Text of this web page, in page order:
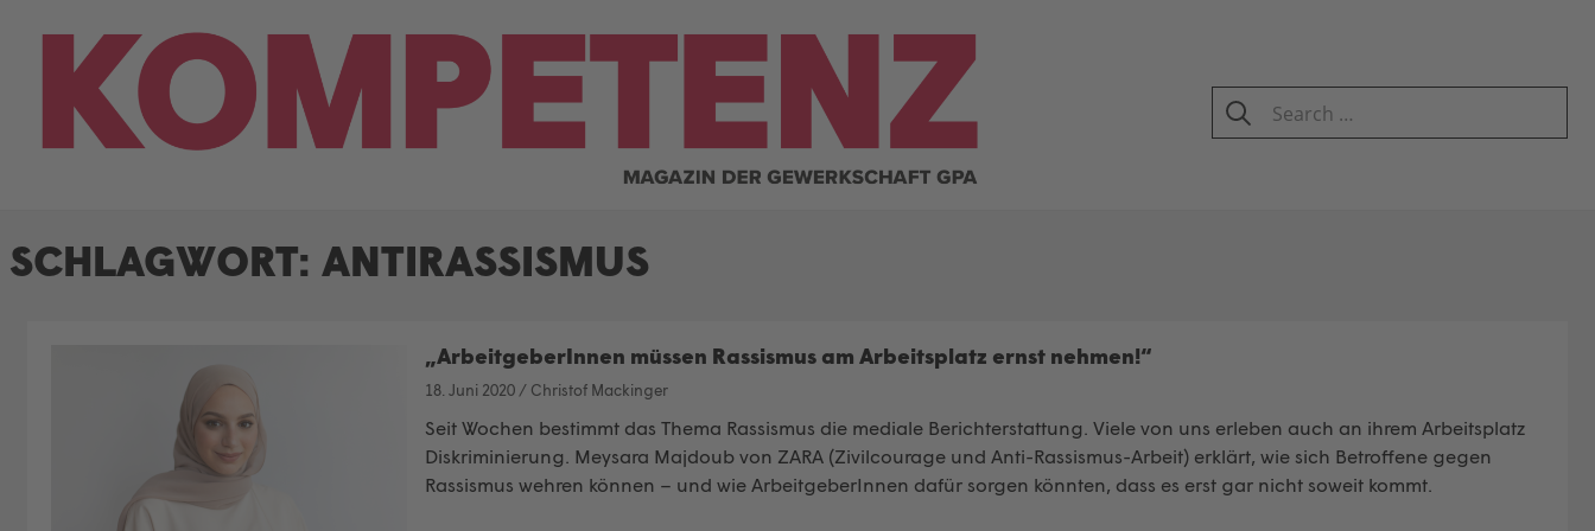
SEARCH
Search
for:
SCHLAGWORT: ANTIRASSISMUS
„ArbeitgeberInnen müssen Rassismus am Arbeitsplatz ernst nehmen!“
18. Juni 2020 / Christof Mackinger
Seit Wochen bestimmt das Thema Rassismus die mediale Berichterstattung. Viele von uns erleben auch an ihrem Arbeitsplatz
Diskriminierung. Meysara Majdoub von ZARA (Zivilcourage und Anti-Rassismus-Arbeit) erklärt, wie sich Betroffene gegen
Rassismus wehren können – und wie ArbeitgeberInnen dafür sorgen könnten, dass es erst gar nicht soweit kommt.